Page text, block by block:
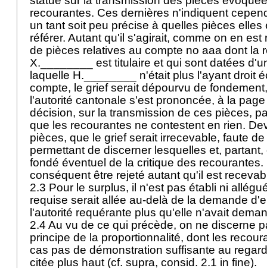
recourantes. Ces dernières n'indiquent
un tant soit peu précise à quelles pièces elles
référer. Autant qu'il s'agirait, comme on en est
de pièces relatives au compte no aaa dont la
X.________ est titulaire et qui sont datées
laquelle H.________ n'était plus l'ayant droit
compte, le grief serait dépourvu de
l'autorité cantonale s'est prononcée, à la
décision, sur la transmission de ces pièces,
que les recourantes ne contestent en rien.
pièces, que le grief serait irrecevable, faute
permettant de discerner lesquelles et,
fondé éventuel de la critique des recourantes.
conséquent être rejeté autant qu'il est
2.3 Pour le surplus, il n'est pas établi ni
requise serait allée au-delà de la demande
l'autorité requérante plus qu'elle n'avait
2.4 Au vu de ce qui précède, on ne discerne
principe de la proportionnalité, dont les
cas pas de démonstration suffisante au
citée plus haut (cf. supra, consid. 2.1 in fine).